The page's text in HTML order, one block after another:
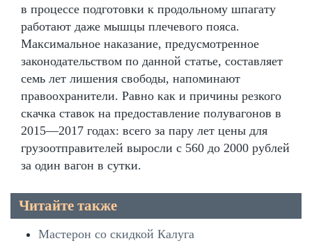
в процессе подготовки к продольному шпагату
работают даже мышцы плечевого пояса.
Максимальное наказание, предусмотренное
законодательством по данной статье, составляет
семь лет лишения свободы, напоминают
правоохранители. Равно как и причины резкого
скачка ставок на предоставление полувагонов в
2015—2017 годах: всего за пару лет цены для
грузоотправителей выросли с 560 до 2000 рублей
за один вагон в сутки.
Читайте также
Мастерон со скидкой Калуга